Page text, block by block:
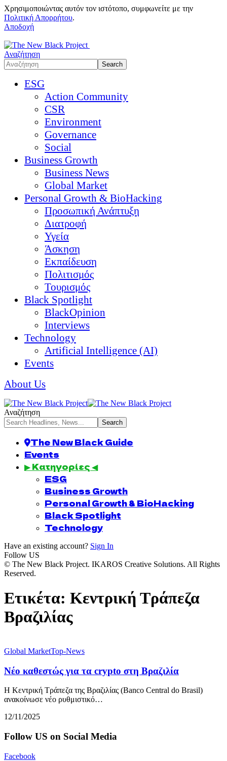
Χρησιμοποιώντας αυτόν τον ιστότοπο, συμφωνείτε με την
Πολιτική Απορρήτου.
Αποδοχή
Αναζήτηση
ESG
Action Community
CSR
Environment
Governance
Social
Business Growth
Business News
Global Market
Personal Growth & BioHacking
Προσωπική Ανάπτυξη
Διατροφή
Υγεία
Άσκηση
Εκπαίδευση
Πολιτισμός
Τουρισμός
Black Spotlight
BlackOpinion
Interviews
Technology
Artificial Intelligence (AI)
Events
About Us
Αναζήτηση
The New Black Guide
Events
▶ Κατηγορίες ◀
ESG
Business Growth
Personal Growth & BioHacking
Black Spotlight
Technology
Have an existing account? Sign In
Follow US
© The New Black Project. IKAROS Creative Solutions. All Rights
Reserved.
Ετικέτα: Κεντρική Τράπεζα
Βραζιλίας
Global MarketTop-News
Νέο καθεστώς για τα crypto στη Βραζιλία
Η Κεντρική Τράπεζα της Βραζιλίας (Banco Central do Brasil)
ανακοίνωσε νέο ρυθμιστικό…
12/11/2025
Follow US on Social Media
Facebook